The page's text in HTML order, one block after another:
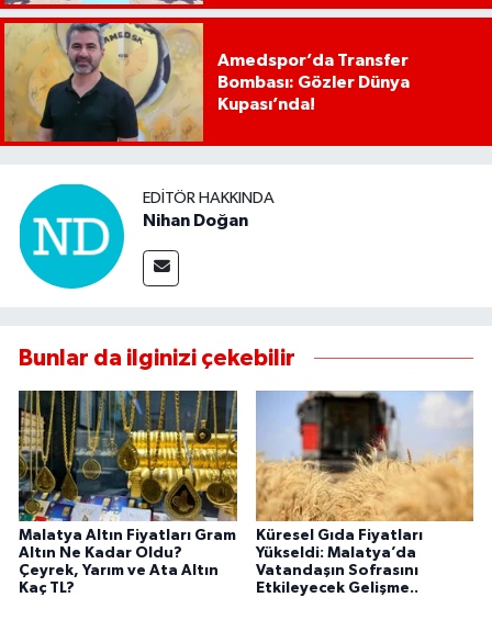
Amedspor’da Transfer
Bombası: Gözler Dünya
Kupası’nda!
EDITÖR HAKKINDA
Nihan Doğan
Bunlar da ilginizi çekebilir
Malatya Altın Fiyatları Gram
Altın Ne Kadar Oldu?
Çeyrek, Yarım ve Ata Altın
Kaç TL?
Küresel Gıda Fiyatları
Yükseldi: Malatya’da
Vatandaşın Sofrasını
Etkileyecek Gelişme..